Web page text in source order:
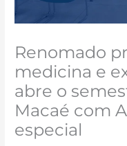
Renomado
medicina e
abre o
Macaé com
especial